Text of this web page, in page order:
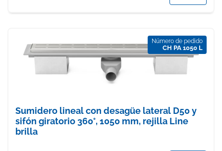
Número de pedido
CH PA 1050 L
Sumidero lineal con desagüe lateral D50 y
sifón giratorio 360°, 1050 mm, rejilla Line
brilla